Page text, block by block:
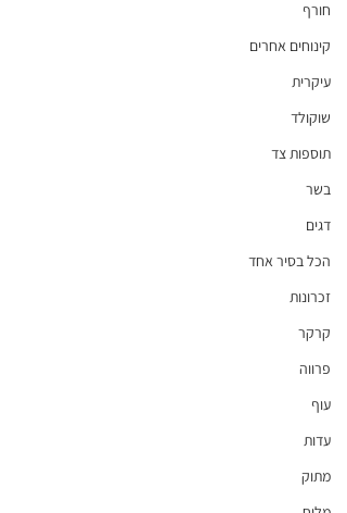
חורף
קינוחים אחרים
עיקרית
שוקולד
תוספות צד
בשר
דגים
הכל בסיר אחד
זכרונות
קרקר
פרווה
עוף
עדות
מתוק